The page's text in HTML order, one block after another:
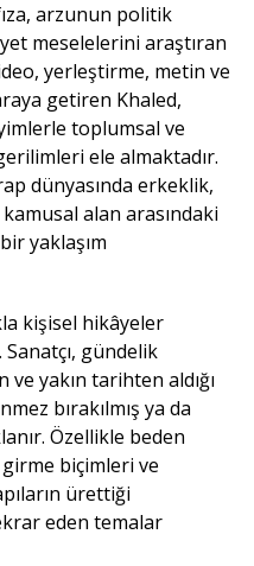
arzunun politik
meselelerini araştıran
yerleştirme, metin ve
getiren Khaled,
toplumsal ve
ele almaktadır.
dünyasında erkeklik,
alan arasındaki
yaklaşım
kişisel hikâyeler
gündelik
yakın tarihten aldığı
bırakılmış ya da
Özellikle beden
biçimleri ve
ürettiği
eden temalar